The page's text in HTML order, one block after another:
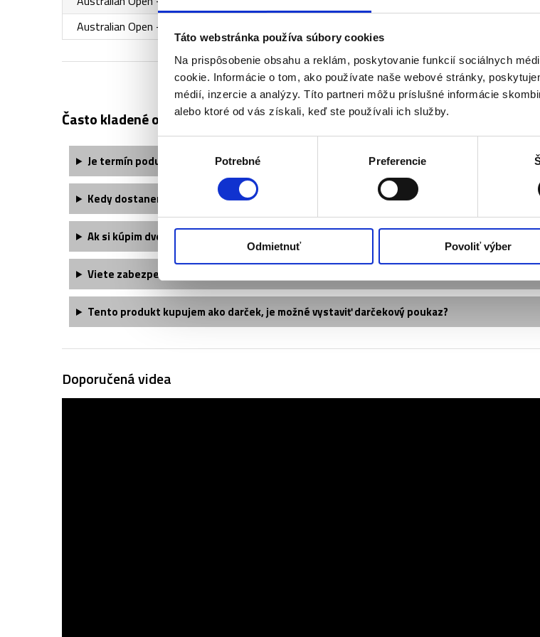
Táto webstránka používa súbory cookies
Na prispôsobenie obsahu a reklám, poskytovanie funkcií sociálnych
cookie. Informácie o tom, ako používate naše webové stránky,
médií, inzercie a analýzy. Títo partneri môžu príslušné informácie
alebo ktoré od vás získali, keď ste používali ich služby.
Výber
súhlasu
Potrebné Preferencie
Odmietnuť Povoliť výber
Australian Open - Semifinále muži dvojhra (2. zápas) - 2. kategória
Často kladené otázky:
Je termín podujatia finálne potvrdený?
Kedy dostanem svoje vstupenky?
Ak si kúpim dve vstupenky, budeme sedieť vedľa seba?
Viete zabezpečiť väčší počet vstupeniek?
Tento produkt kupujem ako darček, je možné vystaviť darčekový poukaz?
Doporučená videa